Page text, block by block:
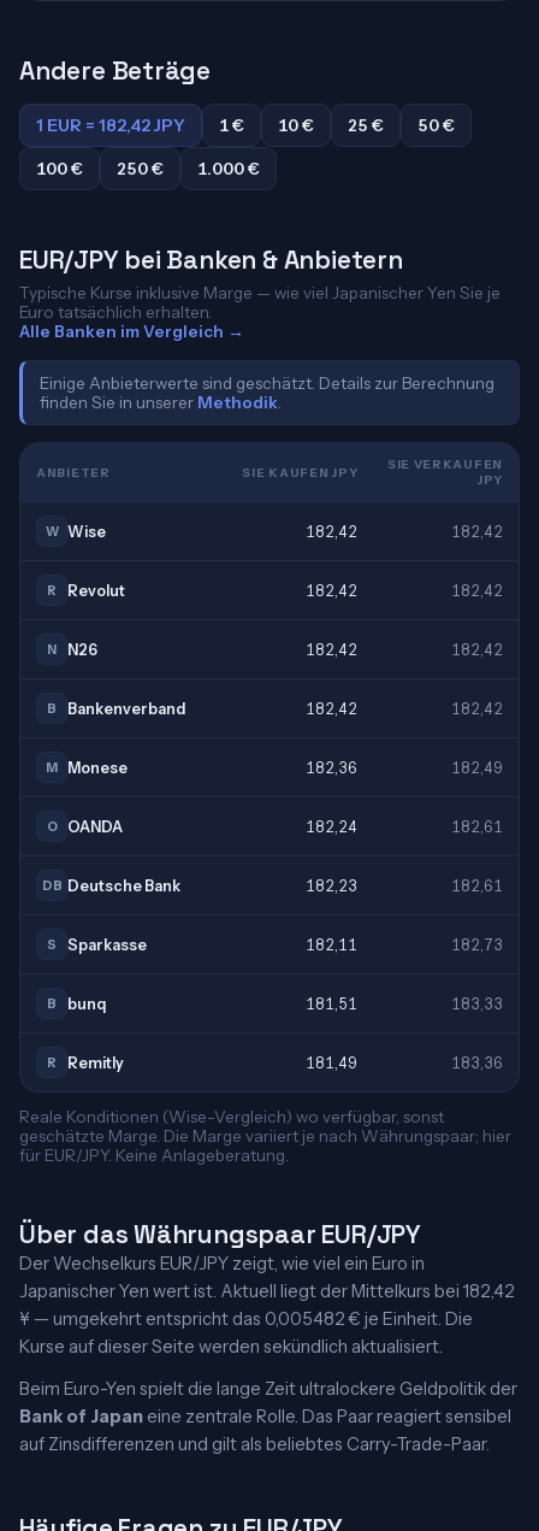
Andere Beträge
1 EUR = 182,42 JPY 1 € 10 € 25 €
50 €
100 €
250 € 1.000 €
EUR/JPY bei Banken & Anbietern
Typische Kurse inklusive Marge — wie viel Japanischer Yen Sie je
Euro tatsächlich erhalten.
Alle Banken im Vergleich →
Einige Anbieterwerte sind geschätzt. Details zur Berechnung
finden Sie in unserer Methodik
ANBIETER SIE KAUFEN JPY
SIE VERKAUFEN
JPY
W Wise 182,42 182,42
R Revolut 182,42 182,42
N N26 182,42 182,42
B Bankenverband 182,42 182,42
M Monese 182,36 182,49
O OANDA 182,24 182,61
DB Deutsche Bank 182,23 182,61
S Sparkasse 182,11 182,73
B bunq 181,51 183,33
R Remitly 181,49 183,36
Reale Konditionen (Wise-Vergleich) wo verfügbar, sonst
geschätzte Marge. Die Marge variiert je nach Währungspaar; hier
für EUR/JPY. Keine Anlageberatung.
Über das Währungspaar EUR/JPY
Der Wechselkurs EUR/JPY zeigt, wie viel ein Euro in
Japanischer Yen wert ist. Aktuell liegt der Mittelkurs bei 182,42
¥ — umgekehrt entspricht das 0,005482 € je Einheit. Die
Kurse auf dieser Seite werden sekündlich aktualisiert.
Beim Euro-Yen spielt die lange Zeit ultralockere Geldpolitik der
Bank of Japan eine zentrale Rolle. Das Paar reagiert sensibel
auf Zinsdifferenzen und gilt als beliebtes Carry-Trade-Paar.